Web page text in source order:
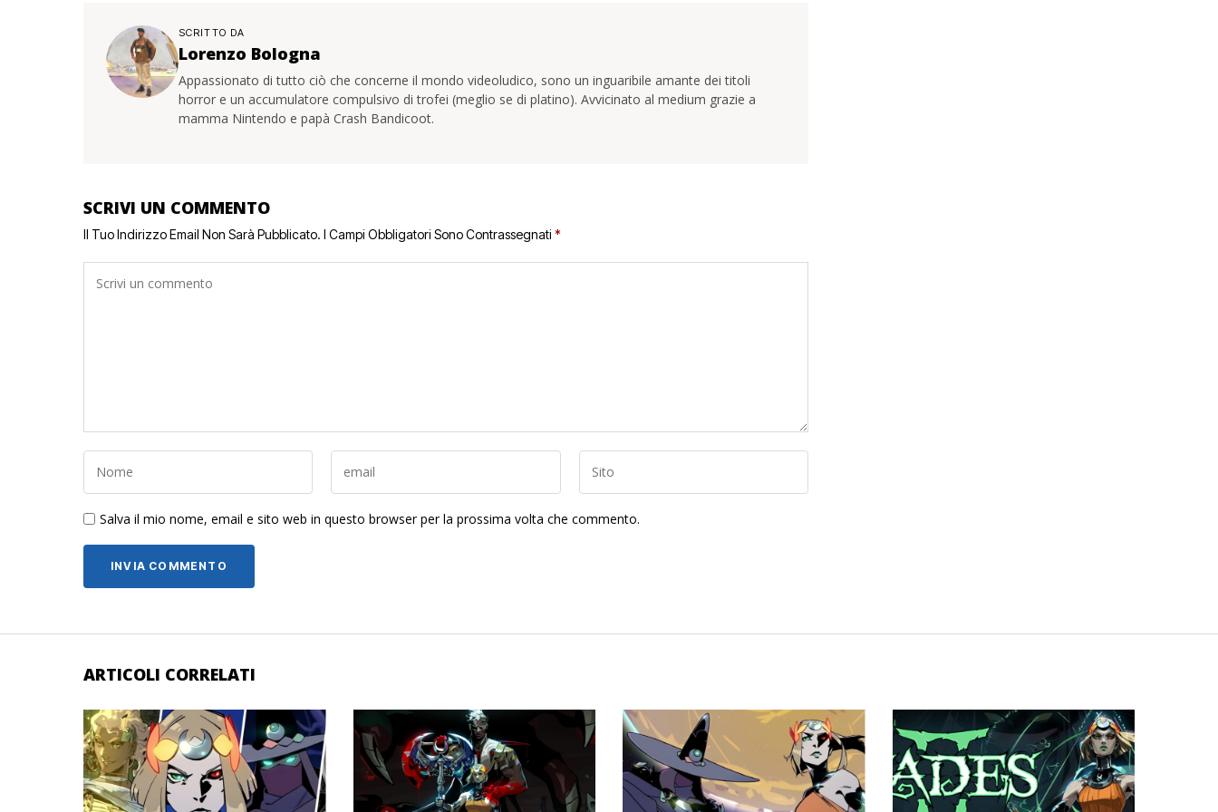
SCRITTO DA
Lorenzo Bologna
Appassionato di tutto ciò che concerne il mondo videoludico, sono un inguaribile amante dei titoli
horror e un accumulatore compulsivo di trofei (meglio se di platino). Avvicinato al medium grazie a
mamma Nintendo e papà Crash Bandicoot.
SCRIVI UN COMMENTO
Il Tuo Indirizzo Email Non Sarà Pubblicato. I Campi Obbligatori Sono Contrassegnati *
Salva il mio nome, email e sito web in questo browser per la prossima volta che commento.
ARTICOLI CORRELATI